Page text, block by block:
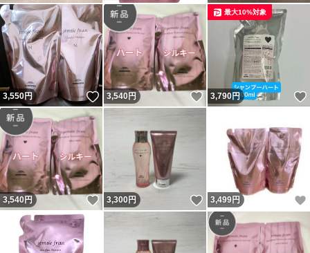
3,550円 いいね！
3,540円 いいね！
3,790円
最大10%対象
3,540円 いいね！
3,300円 いいね！
3,499円